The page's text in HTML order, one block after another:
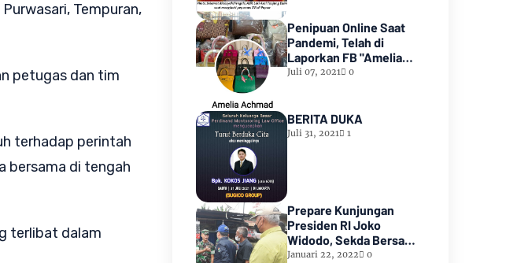
Tempuran,
petugas dan tim
terhadap perintah
bersama di tengah
terlibat dalam
Penipuan Online Saat
Pandemi, Telah di
Laporkan FB "Amelia
Achmad"
Juli 07, 2021 0
BERITA DUKA
Juli 31, 2021 1
Prepare Kunjungan
Presiden RI Joko
Widodo, Sekda Bersama
Forkopimda Muara Enim
Januari 22, 2022 0